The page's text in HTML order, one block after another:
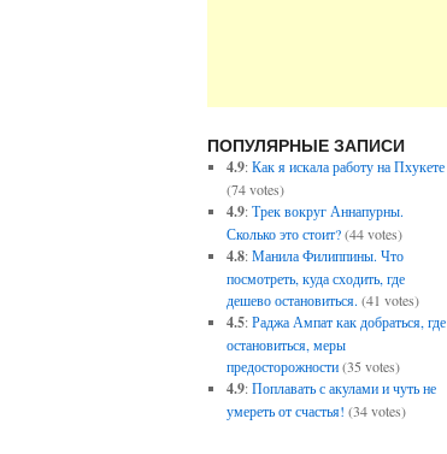
ПОПУЛЯРНЫЕ ЗАПИСИ
4.9:Как я искала работу на Пхукете
(74 votes)
4.9:Трек вокруг Аннапурны.
Сколько это стоит?(44 votes)
4.8:Манила Филиппины. Что
посмотреть, куда сходить, где
дешево остановиться. (41 votes)
4.5:Раджа Ампат как добраться, где
остановиться, меры
предосторожности(35 votes)
4.9:Поплавать с акулами и чуть не
умереть от счастья! (34 votes)